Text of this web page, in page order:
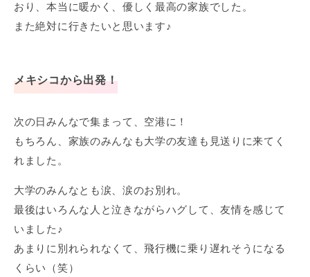
おり、本当に暖かく、優しく最高の家族でした。
また絶対に行きたいと思います♪
メキシコから出発！
次の日みんなで集まって、空港に！
もちろん、家族のみんなも大学の友達も見送りに来てく
れました。
大学のみんなとも涙、涙のお別れ。
最後はいろんな人と泣きながらハグして、友情を感じて
いました♪
あまりに別れられなくて、飛行機に乗り遅れそうになる
くらい（笑）